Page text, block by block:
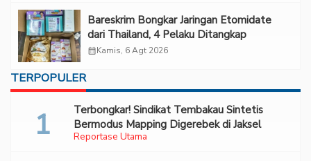
Bareskrim Bongkar Jaringan Etomidate
dari Thailand, 4 Pelaku Ditangkap
calendar_monthKamis, 6 Agt 2026
TERPOPULER
Reportase Utama
Terbongkar! Sindikat Tembakau Sintetis
Bermodus Mapping Digerebek di Jaksel